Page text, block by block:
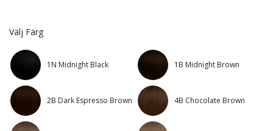
Välj Färg
1N Midnight Black 1B Midnight Brown
2B Dark Espresso Brown 4B Chocolate Brown